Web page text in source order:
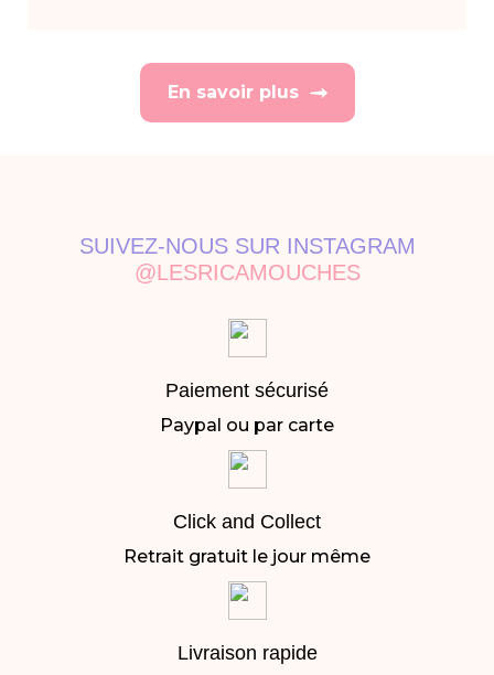
En savoir plus
SUIVEZ-NOUS SUR INSTAGRAM
@LESRICAMOUCHES
Paiement sécurisé
Paypal ou par carte
Click and Collect
Retrait gratuit le jour même
Livraison rapide